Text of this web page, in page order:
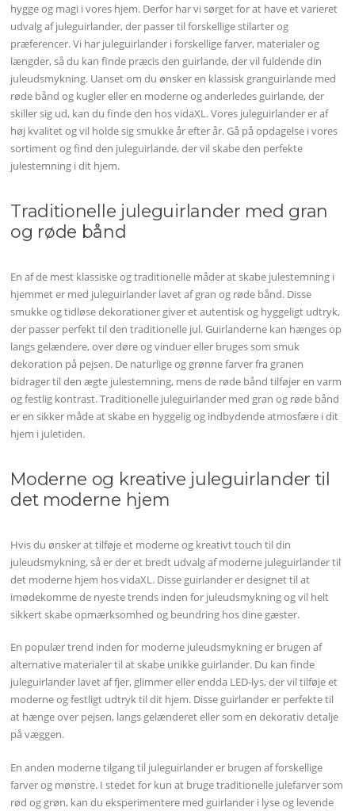
hygge og magi i vores hjem. Derfor har vi sørget for at have et varieret
udvalg af juleguirlander, der passer til forskellige stilarter og
præferencer. Vi har juleguirlander i forskellige farver, materialer og
længder, så du kan finde præcis den guirlande, der vil fuldende din
juleudsmykning. Uanset om du ønsker en klassisk granguirlande med
røde bånd og kugler eller en moderne og anderledes guirlande, der
skiller sig ud, kan du finde den hos vidaXL. Vores juleguirlander er af
høj kvalitet og vil holde sig smukke år efter år. Gå på opdagelse i vores
sortiment og find den juleguirlande, der vil skabe den perfekte
julestemning i dit hjem.
Traditionelle juleguirlander med gran
og røde bånd
En af de mest klassiske og traditionelle måder at skabe julestemning i
hjemmet er med juleguirlander lavet af gran og røde bånd. Disse
smukke og tidløse dekorationer giver et autentisk og hyggeligt udtryk,
der passer perfekt til den traditionelle jul. Guirlanderne kan hænges op
langs gelændere, over døre og vinduer eller bruges som smuk
dekoration på pejsen. De naturlige og grønne farver fra granen
bidrager til den ægte julestemning, mens de røde bånd tilføjer en varm
og festlig kontrast. Traditionelle juleguirlander med gran og røde bånd
er en sikker måde at skabe en hyggelig og indbydende atmosfære i dit
hjem i juletiden.
Moderne og kreative juleguirlander til
det moderne hjem
Hvis du ønsker at tilføje et moderne og kreativt touch til din
juleudsmykning, så er der et bredt udvalg af moderne juleguirlander til
det moderne hjem hos vidaXL. Disse guirlander er designet til at
imødekomme de nyeste trends inden for juleudsmykning og vil helt
sikkert skabe opmærksomhed og beundring hos dine gæster.
En populær trend inden for moderne juleudsmykning er brugen af
alternative materialer til at skabe unikke guirlander. Du kan finde
juleguirlander lavet af fjer, glimmer eller endda LED-lys, der vil tilføje et
moderne og festligt udtryk til dit hjem. Disse guirlander er perfekte til
at hænge over pejsen, langs gelænderet eller som en dekorativ detalje
på væggen.
En anden moderne tilgang til juleguirlander er brugen af forskellige
farver og mønstre. I stedet for kun at bruge traditionelle julefarver som
rød og grøn, kan du eksperimentere med guirlander i lyse og levende